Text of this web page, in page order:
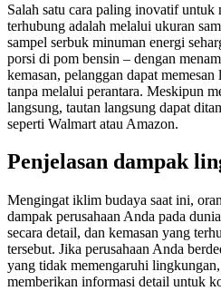
Salah satu cara paling inovatif untuk
terhubung adalah melalui ukuran
sampel serbuk minuman energi
porsi di pom bensin – dengan
kemasan, pelanggan dapat
tanpa melalui perantara. Meskipun
langsung, tautan langsung dapat
seperti Walmart atau Amazon.
Penjelasan dampak
Mengingat iklim budaya saat ini,
dampak perusahaan Anda pada
secara detail, dan kemasan yang
tersebut. Jika perusahaan Anda
yang tidak memengaruhi
memberikan informasi detail untuk